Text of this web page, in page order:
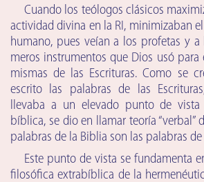
Cuando los teólogos clásicos
actividad divina en la RI, minimizaban
humano, pues veían a los profetas y
meros instrumentos que Dios usó para
mismas de las Escrituras. Como se
escrito las palabras de las
llevaba a un elevado punto de vista
bíblica, se dio en llamar teoría “verbal”
palabras de la Biblia son las palabras de
Este punto de vista se fundamenta
filosófica extrabíblica de la